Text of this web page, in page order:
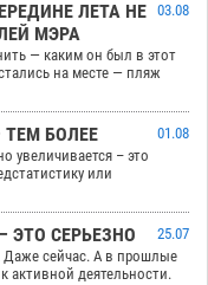
ЛЕТА НЕ
МЭРА
03.08
— каким он был в этот
на месте — пляж
БОЛЕЕ
01.08
увеличивается – это
или
СЕРЬЕЗНО
25.07
Даже сейчас. А в прошлые
активной деятельности.